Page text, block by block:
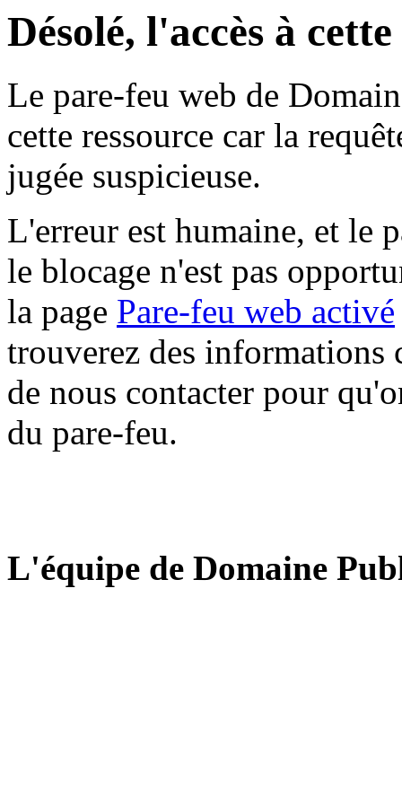
Désolé, l'accès à
Le pare-feu web de
cette ressource car la
jugée suspicieuse.
L'erreur est humaine, et le
le blocage n'est pas
la page Pare-feu web activé
trouverez des informations
de nous contacter pour
du pare-feu.
L'équipe de Domaine